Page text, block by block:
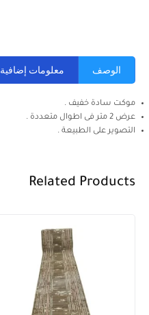
الوصف معلومات إضافية
موكت سادة خفيف .
عرض 2 متر فى اطوال متعددة .
التصوير على الطبيعة .
Related Products
SALE!